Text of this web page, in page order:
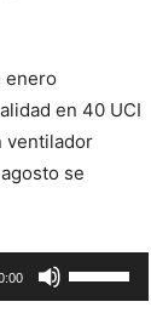
enero
en 40 UCI
ventilador
se
las